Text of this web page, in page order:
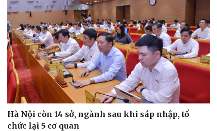
Hà Nội còn 14 sở, ngành sau khi sáp nhập, tổ
chức lại 5 cơ quan